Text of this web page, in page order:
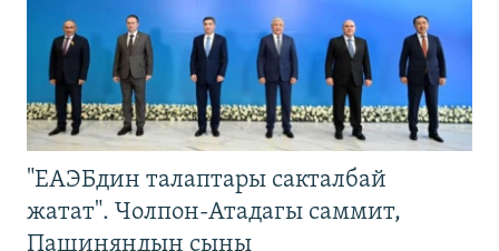
"ЕАЭБдин талаптары сакталбай
жатат". Чолпон-Атадагы саммит,
Пашиняндын сыны